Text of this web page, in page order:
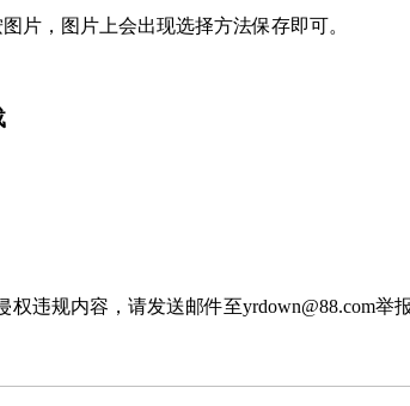
片，图片上会出现选择方法保存即可。
权违规内容，请发送邮件至yrdown@88.com举